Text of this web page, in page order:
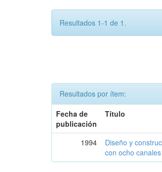
Resultados 1-1 de 1.
Resultados por ítem:
Fecha de
publicación
Título
1994
Diseño y
con ocho canales